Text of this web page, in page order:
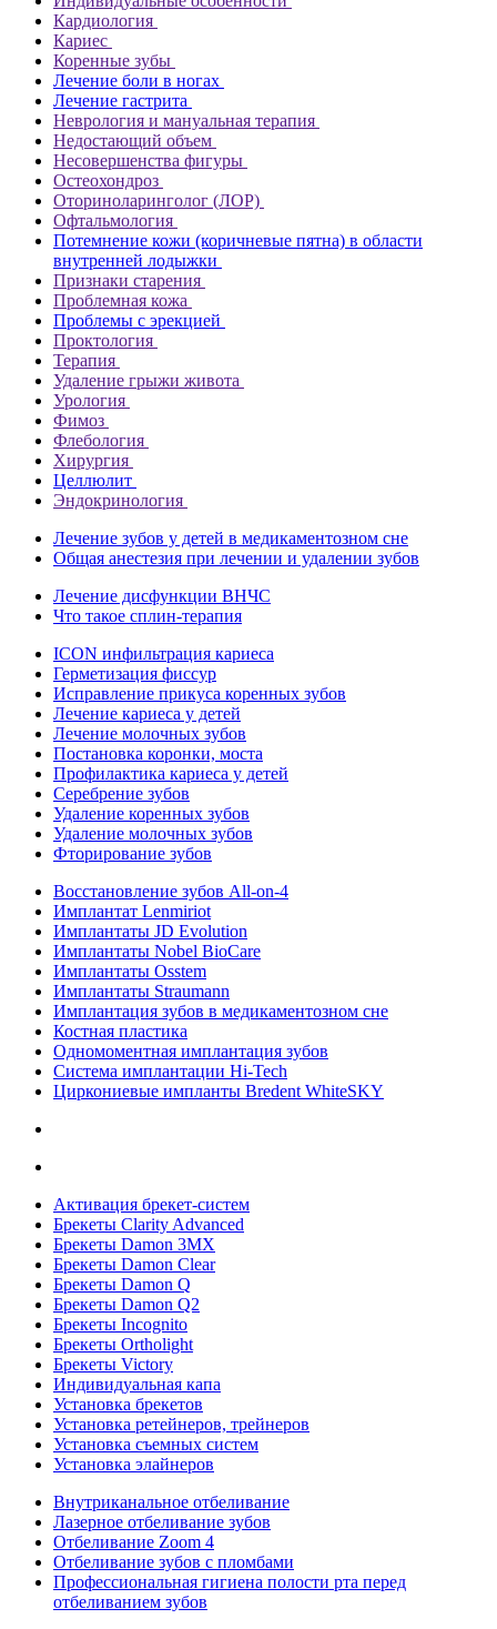
Кардиология
Кариес
Коренные зубы
Лечение боли в ногах
Лечение гастрита
Неврология и мануальная терапия
Недостающий объем
Несовершенства фигуры
Остеохондроз
Оториноларинголог (ЛОР)
Офтальмология
Потемнение кожи (коричневые пятна) в области
внутренней лодыжки
Признаки старения
Проблемная кожа
Проблемы с эрекцией
Проктология
Терапия
Удаление грыжи живота
Урология
Фимоз
Флебология
Хирургия
Целлюлит
Эндокринология
Лечение зубов у детей в медикаментозном сне
Общая анестезия при лечении и удалении зубов
Лечение дисфункции ВНЧС
Что такое сплин-терапия
ICON инфильтрация кариеса
Герметизация фиссур
Исправление прикуса коренных зубов
Лечение кариеса у детей
Лечение молочных зубов
Постановка коронки, моста
Профилактика кариеса у детей
Серебрение зубов
Удаление коренных зубов
Удаление молочных зубов
Фторирование зубов
Восстановление зубов All‑on‑4
Имплантат Lenmiriot
Имплантаты JD Evolution
Имплантаты Nobel BioСare
Имплантаты Osstem
Имплантаты Straumann
Имплантация зубов в медикаментозном сне
Костная пластика
Одномоментная имплантация зубов
Система имплантации Hi-Tech
Циркониевые импланты Bredent WhiteSKY
Активация брекет-систем
Брекеты Clarity Advanced
Брекеты Damon 3MX
Брекеты Damon Clear
Брекеты Damon Q
Брекеты Damon Q2
Брекеты Incognito
Брекеты Ortholight
Брекеты Victory
Индивидуальная капа
Установка брекетов
Установка ретейнеров, трейнеров
Установка съемных систем
Установка элайнеров
Внутриканальное отбеливание
Лазерное отбеливание зубов
Отбеливание Zoom 4
Отбеливание зубов с пломбами
Профессиональная гигиена полости рта перед
отбеливанием зубов